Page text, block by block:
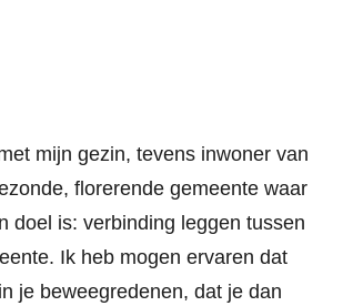
mijn gezin, tevens inwoner van
florerende gemeente waar
doel is: verbinding leggen tussen
Ik heb mogen ervaren dat
je beweegredenen, dat je dan